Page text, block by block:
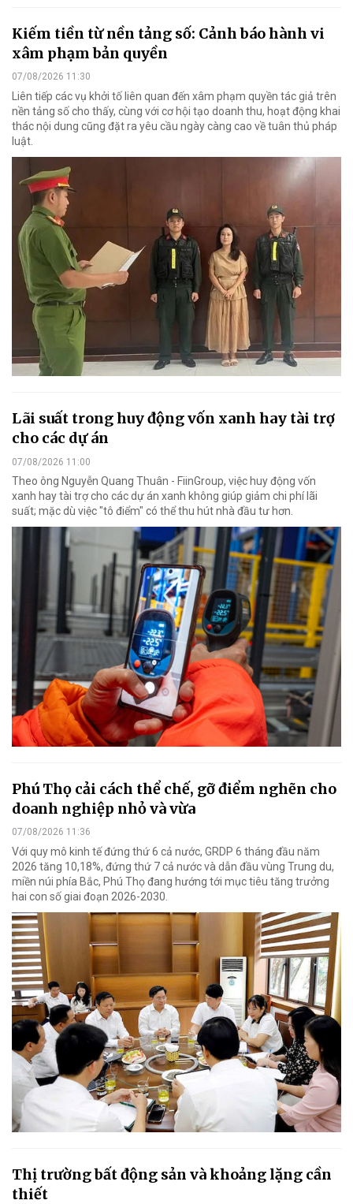
Kiếm tiền từ nền tảng số: Cảnh báo hành vi
xâm phạm bản quyền
07/08/2026 11:30
Liên tiếp các vụ khởi tố liên quan đến xâm phạm quyền tác giả trên
nền tảng số cho thấy, cùng với cơ hội tạo doanh thu, hoạt động khai
thác nội dung cũng đặt ra yêu cầu ngày càng cao về tuân thủ pháp
luật.
Lãi suất trong huy động vốn xanh hay tài trợ
cho các dự án
07/08/2026 11:00
Theo ông Nguyễn Quang Thuân - FiinGroup, việc huy động vốn
xanh hay tài trợ cho các dự án xanh không giúp giảm chi phí lãi
suất; mặc dù việc "tô điểm" có thể thu hút nhà đầu tư hơn.
Phú Thọ cải cách thể chế, gỡ điểm nghẽn cho
doanh nghiệp nhỏ và vừa
07/08/2026 11:36
Với quy mô kinh tế đứng thứ 6 cả nước, GRDP 6 tháng đầu năm
2026 tăng 10,18%, đứng thứ 7 cả nước và dẫn đầu vùng Trung du,
miền núi phía Bắc, Phú Thọ đang hướng tới mục tiêu tăng trưởng
hai con số giai đoạn 2026-2030.
Thị trường bất động sản và khoảng lặng cần
thiết